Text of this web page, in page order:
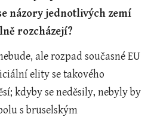
názory jednotlivých zemí
rozcházejí?
ale rozpad současné EU
elity se takového
kdyby se neděsily, nebyly by
s bruselským